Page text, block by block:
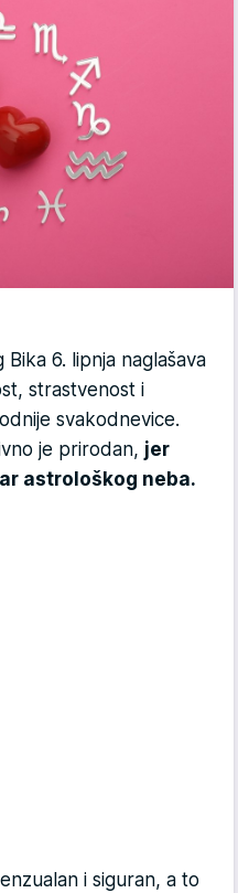
Bika 6. lipnja naglašava
strastvenost i
svakodnevice.
je prirodan, jer
astrološkog neba.
i siguran, a to